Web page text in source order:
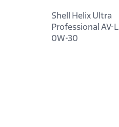
Shell Helix Ultra
Professional AV-L
0W-30